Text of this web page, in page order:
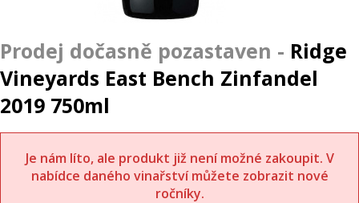
Ridge
Vineyards East Bench Zinfandel
2019 750ml
Je nám líto, ale produkt již není možné zakoupit. V
nabídce daného vinařství můžete zobrazit nové
ročníky.